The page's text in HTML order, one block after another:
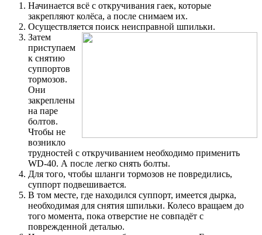
Начинается всё с откручивания гаек, которые
закрепляют колёса, а после снимаем их.
Осуществляется поиск неисправной шпильки.
Затем
приступаем
к снятию
суппортов
тормозов.
Они
закреплены
на паре
болтов.
Чтобы не
возникло
трудностей с откручиванием необходимо применить
WD-40. А после легко снять болты.
Для того, чтобы шланги тормозов не повредились,
суппорт подвешивается.
В том месте, где находился суппорт, имеется дырка,
необходимая для снятия шпильки. Колесо вращаем до
того момента, пока отверстие не совпадёт с
поврежденной деталью.